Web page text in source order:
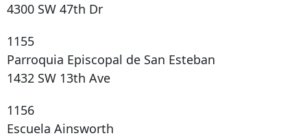
4300 SW 47th Dr
1155
Parroquia Episcopal de San Esteban
1432 SW 13th Ave
1156
Escuela Ainsworth